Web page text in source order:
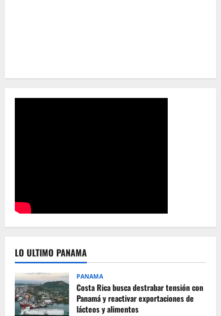
LO ULTIMO PANAMA
PANAMA
Costa Rica busca destrabar tensión con
Panamá y reactivar exportaciones de
lácteos y alimentos